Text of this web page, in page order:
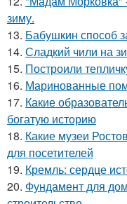
зиму.
13. Бабушкин способ
14. Сладкий чили на
15. Построили
16. Маринованные
17. Какие
богатую историю
18. Какие музеи
для посетителей
19. Кремль: сердце
20. Фундамент для